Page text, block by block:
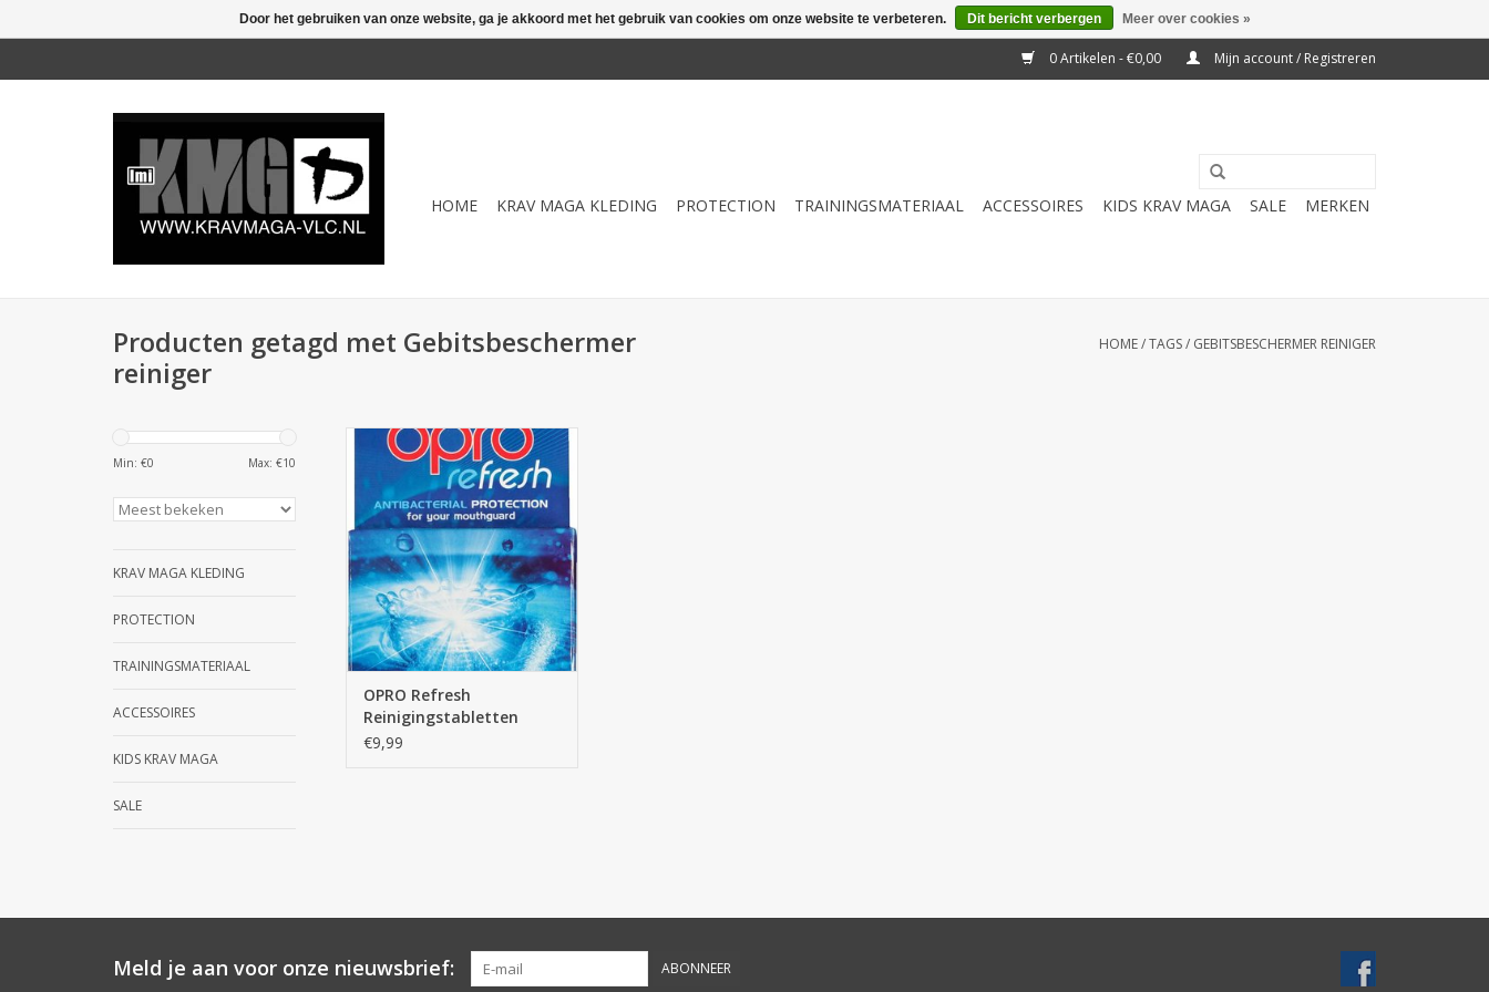
0 Artikelen - €0,00 Mijn account / Registreren
HOME KRAV MAGA KLEDING PROTECTION TRAININGSMATERIAAL ACCESSOIRES KIDS KRAV MAGA SALE MERKEN
Producten getagd met Gebitsbeschermer
reiniger
HOME/TAGS/ GEBITSBESCHERMER REINIGER
Min: €0 Max: €10
KRAV MAGA KLEDING
PROTECTION
TRAININGSMATERIAAL
ACCESSOIRES
KIDS KRAV MAGA
SALE
OPRO Refresh reinigingstabletten
houden je mondbescherming
hygiënisch schoon, verwijderd
vlekken en houdt het fris met een
muntsmaak.
TOEVOEGEN AAN WINKELWAGEN
OPRO Refresh
Reinigingstabletten
€9,99
Meld je aan voor onze nieuwsbrief: ABONNEER
Door het gebruiken van onze website, ga je akkoord met het gebruik van cookies om onze website te verbeteren. Dit bericht verbergen Meer over cookies »